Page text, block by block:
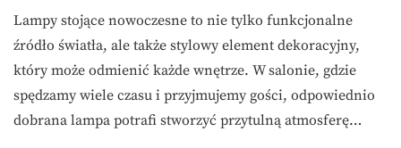
Lampy stojące nowoczesne to nie tylko funkcjonalne
źródło światła, ale także stylowy element dekoracyjny,
który może odmienić każde wnętrze. W salonie, gdzie
spędzamy wiele czasu i przyjmujemy gości, odpowiednio
dobrana lampa potrafi stworzyć przytulną atmosferę…